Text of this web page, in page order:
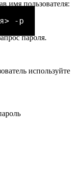
имя пользователя:
-p
пароля.
используйте